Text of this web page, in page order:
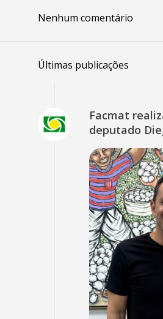
Nenhum comentário
Últimas publicações
Facmat
deputado